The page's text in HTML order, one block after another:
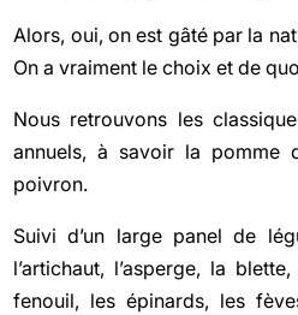
Alors, oui, on est gâté par la
On a vraiment le choix et de
Nous retrouvons les
annuels, à savoir la pomme
poivron.
Suivi d’un large panel de
l’artichaut, l’asperge, la
fenouil, les épinards, les